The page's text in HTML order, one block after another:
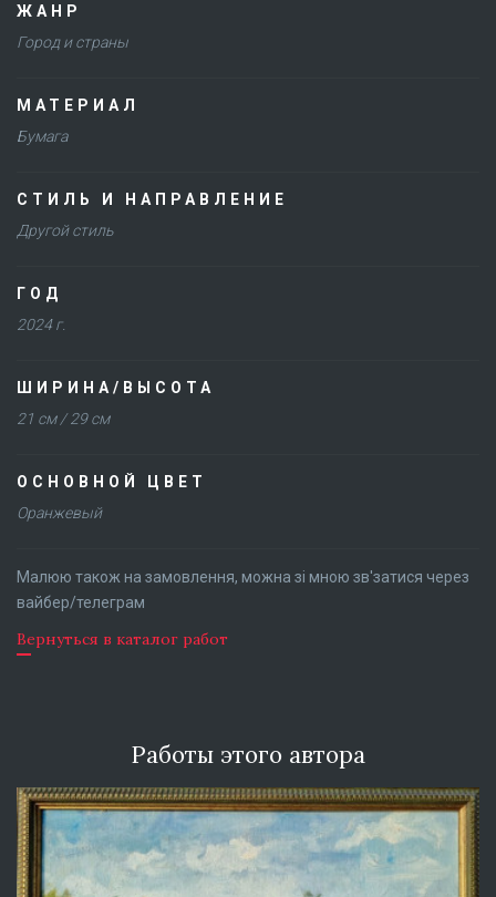
ЖАНР
Город и страны
МАТЕРИАЛ
Бумага
СТИЛЬ И НАПРАВЛЕНИЕ
Другой стиль
ГОД
2024 г.
ШИРИНА/ВЫСОТА
21 см / 29 см
ОСНОВНОЙ ЦВЕТ
Оранжевый
Малюю також на замовлення, можна зі мною зв'затися через
вайбер/телеграм
Вернуться в каталог работ
Работы этого автора